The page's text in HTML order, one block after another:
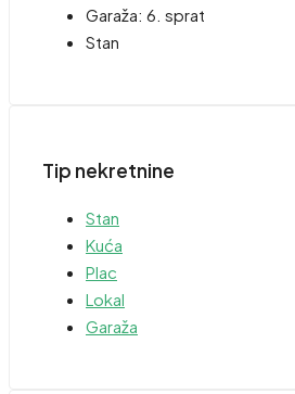
Garaža: 6. sprat
Stan
Tip nekretnine
Stan
Kuća
Plac
Lokal
Garaža